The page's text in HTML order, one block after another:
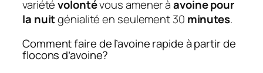
variétévolontévous amener àavoine pour
la nuitgénialité en seulement 30 minutes.
Comment faire de l’avoine rapide à partir de
flocons d’avoine?